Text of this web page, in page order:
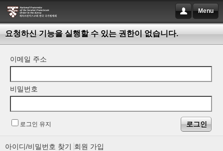
Menu
요청하신 기능을 실행할 수 있는 권한이 없습니다.
이메일 주소
비밀번호
로그인 유지
아이디/비밀번호 찾기 회원 가입